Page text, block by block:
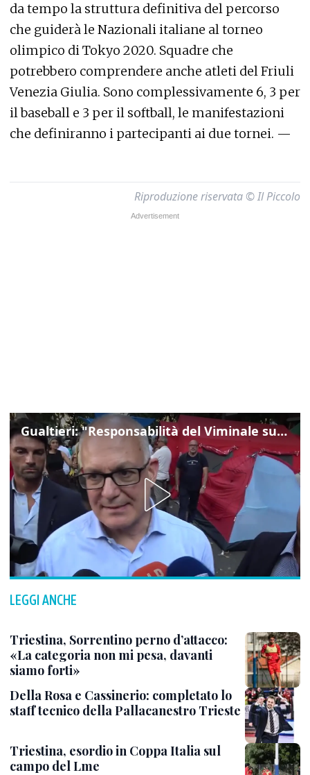
da tempo la struttura definitiva del percorso
che guiderà le Nazionali italiane al torneo
olimpico di Tokyo 2020. Squadre che
potrebbero comprendere anche atleti del Friuli
Venezia Giulia. Sono complessivamente 6, 3 per
il baseball e 3 per il softball, le manifestazioni
che definiranno i partecipanti ai due tornei. —
Riproduzione riservata © Il Piccolo
Gualtieri: "Responsabilità del Viminale su Spin Time? La posizione dei partiti è nota"
LEGGI ANCHE
Triestina, Sorrentino perno d’attacco:
«La categoria non mi pesa, davanti
siamo forti»
Della Rosa e Cassinerio: completato lo
staff tecnico della Pallacanestro Trieste
Triestina, esordio in Coppa Italia sul
campo del Lme